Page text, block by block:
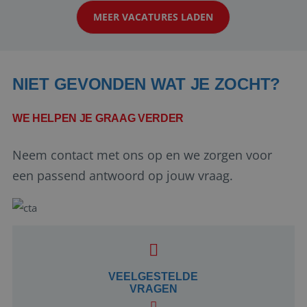
werken: of het nu gaat om vragen ...
MEER VACATURES LADEN
NIET GEVONDEN WAT JE ZOCHT?
WE HELPEN JE GRAAG VERDER
Neem contact met ons op en we zorgen voor
een passend antwoord op jouw vraag.
VEELGESTELDE
VRAGEN
Google Privacy Policy